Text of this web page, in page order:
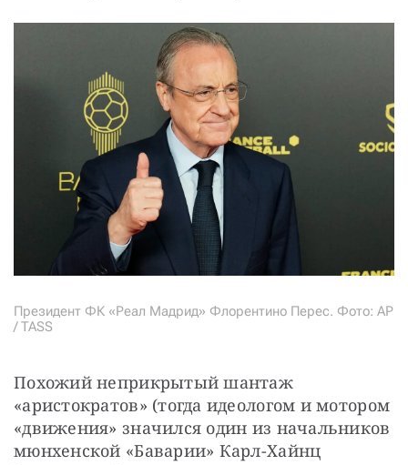
Президент ФК «Реал Мадрид» Флорентино Перес. Фото: AP
/ TASS
Похожий неприкрытый шантаж
«аристократов» (тогда идеологом и мотором
«движения» значился один из начальников
мюнхенской «Баварии» Карл-Хайнц